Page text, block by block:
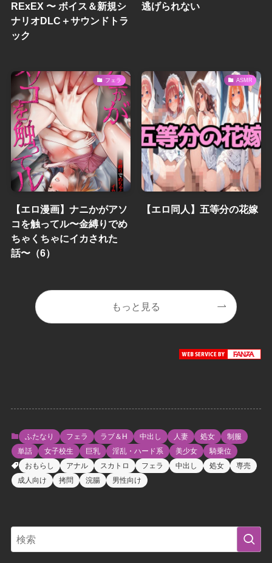
RExEX 〜 ボイス＆新規シ
ナリオDLC＋サウンドトラ
ック
逃げられない
フェラ
【エロ漫画】ナニかがアソ
コを触ってル〜金縛りでめ
ちゃくちゃにイカされた
話〜（6）
ASMR
【エロ同人】五等分の花嫁
もっと見る
ふたなり フェラ ラブ＆H 中出し 人妻 処女
制服
単話
女子校生 巨乳 淫乱・ハード系 美少女
騎乗位
おもらし
アナル スカトロ フェラ 中出し 処女
専売
成人向け
拷問 浣腸 男性向け